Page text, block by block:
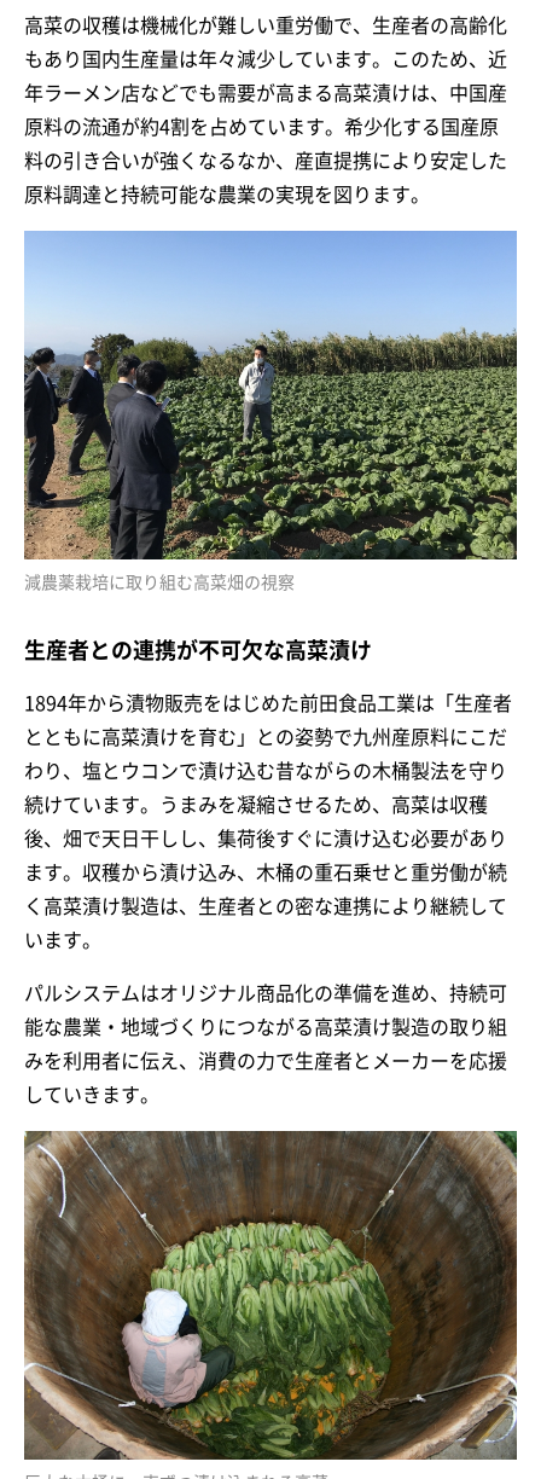
高菜の収穫は機械化が難しい重労働で、生産者の高齢化
もあり国内生産量は年々減少しています。このため、近
年ラーメン店などでも需要が高まる高菜漬けは、中国産
原料の流通が約4割を占めています。希少化する国産原
料の引き合いが強くなるなか、産直提携により安定した
原料調達と持続可能な農業の実現を図ります。
減農薬栽培に取り組む高菜畑の視察
生産者との連携が不可欠な高菜漬け
1894年から漬物販売をはじめた前田食品工業は「生産者
とともに高菜漬けを育む」との姿勢で九州産原料にこだ
わり、塩とウコンで漬け込む昔ながらの木桶製法を守り
続けています。うまみを凝縮させるため、高菜は収穫
後、畑で天日干しし、集荷後すぐに漬け込む必要があり
ます。収穫から漬け込み、木桶の重石乗せと重労働が続
く高菜漬け製造は、生産者との密な連携により継続して
います。
パルシステムはオリジナル商品化の準備を進め、持続可
能な農業・地域づくりにつながる高菜漬け製造の取り組
みを利用者に伝え、消費の力で生産者とメーカーを応援
していきます。